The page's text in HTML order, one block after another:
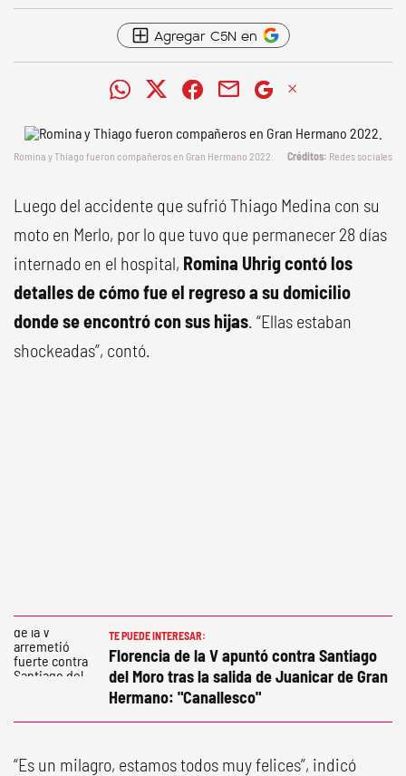
Agregar C5N en
Romina y Thiago fueron compañeros en Gran Hermano 2022. Redes sociales
Luego del accidente que sufrió Thiago Medina con su
moto en Merlo, por lo que tuvo que permanecer 28 días
internado en el hospital, Romina Uhrig contó los
detalles de cómo fue el regreso a su domicilio
donde se encontró con sus hijas. “Ellas estaban
shockeadas”, contó.
TE PUEDE INTERESAR:
Florencia de la V apuntó contra Santiago
del Moro tras la salida de Juanicar de Gran
Hermano: "Canallesco"
“Es un milagro, estamos todos muy felices”, indicó